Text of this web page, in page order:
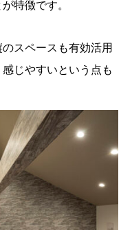
特徴です。
スペースも有効活用
じやすいという点も